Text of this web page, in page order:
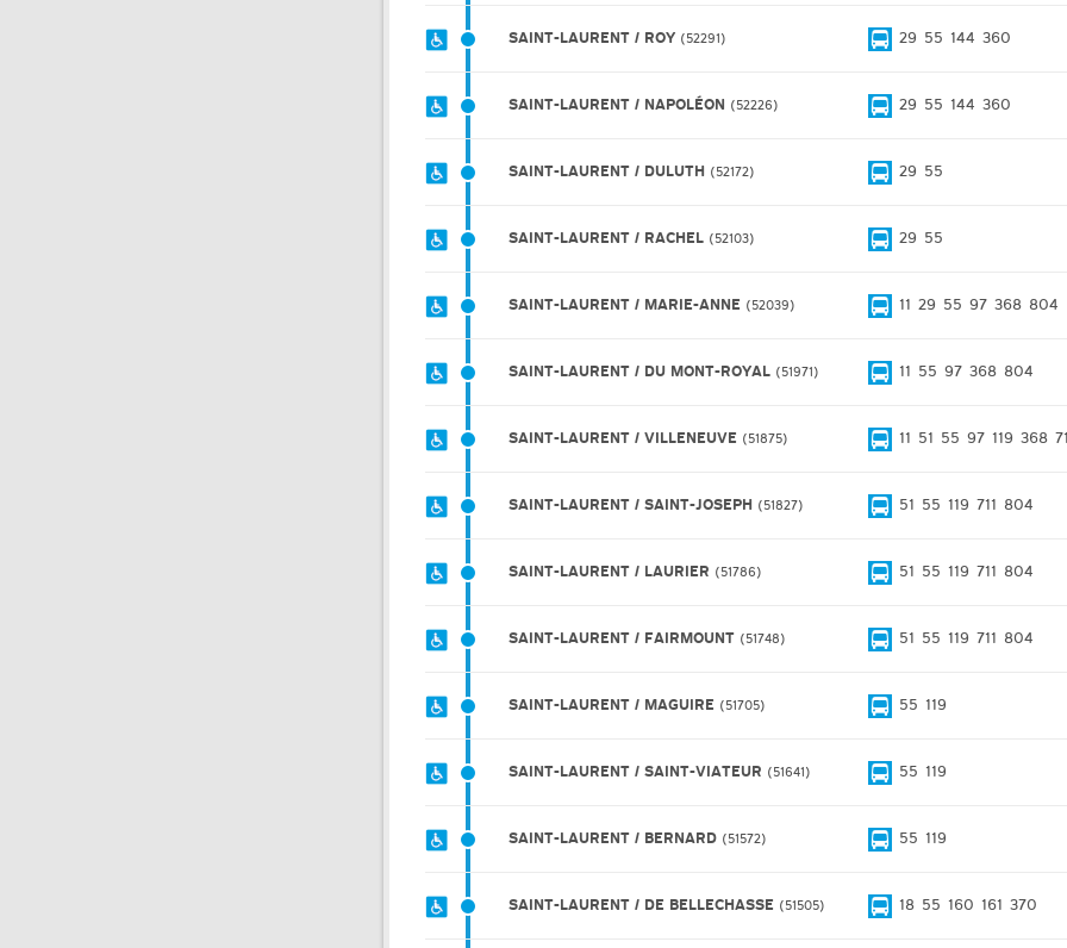
SAINT-LAURENT / ROY 52291 29 55 144 360
SAINT-LAURENT / NAPOLÉON 52226 29 55 144 360
SAINT-LAURENT / DULUTH 52172 29 55
SAINT-LAURENT / RACHEL 52103 29 55
SAINT-LAURENT / MARIE-ANNE 52039 11 29 55 97 368 804
SAINT-LAURENT / DU MONT-ROYAL 51971 11 55 97 368 804
SAINT-LAURENT / VILLENEUVE 51875 11 51 55 97 119 368
SAINT-LAURENT / SAINT-JOSEPH 51827 51 55 119 711 804
SAINT-LAURENT / LAURIER 51786 51 55 119 711 804
SAINT-LAURENT / FAIRMOUNT 51748 51 55 119 711 804
SAINT-LAURENT / MAGUIRE 51705 55 119
SAINT-LAURENT / SAINT-VIATEUR 51641 55 119
SAINT-LAURENT / BERNARD 51572 55 119
SAINT-LAURENT / DE BELLECHASSE 51505 18 55 160 161 370